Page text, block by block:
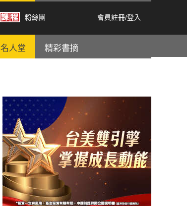
粉絲團 會員註冊/登入
名人堂 精彩書摘